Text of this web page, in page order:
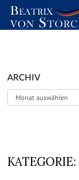
ARCHIV
Archiv
KATEGORIE: